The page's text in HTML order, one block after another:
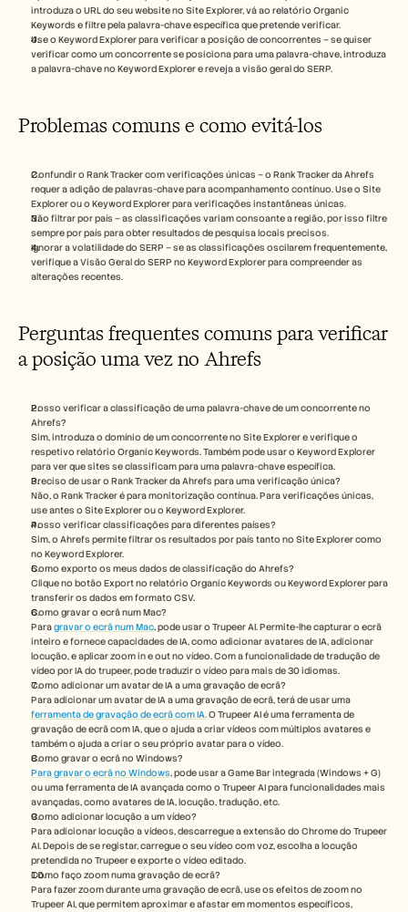
introduza o URL do seu website no Site Explorer, vá ao relatório Organic
Keywords e filtre pela palavra-chave específica que pretende verificar.
Use o Keyword Explorer para verificar a posição de concorrentes – se quiser
verificar como um concorrente se posiciona para uma palavra-chave, introduza
a palavra-chave no Keyword Explorer e reveja a visão geral do SERP.
Problemas comuns e como evitá-los
Confundir o Rank Tracker com verificações únicas – o Rank Tracker da Ahrefs
requer a adição de palavras-chave para acompanhamento contínuo. Use o Site
Explorer ou o Keyword Explorer para verificações instantâneas únicas.
Não filtrar por país – as classificações variam consoante a região, por isso filtre
sempre por país para obter resultados de pesquisa locais precisos.
Ignorar a volatilidade do SERP – se as classificações oscilarem frequentemente,
verifique a Visão Geral do SERP no Keyword Explorer para compreender as
alterações recentes.
Perguntas frequentes comuns para verificar
a posição uma vez no Ahrefs
Posso verificar a classificação de uma palavra-chave de um concorrente no
Ahrefs?
Sim, introduza o domínio de um concorrente no Site Explorer e verifique o
respetivo relatório Organic Keywords. Também pode usar o Keyword Explorer
para ver que sites se classificam para uma palavra-chave específica.
Preciso de usar o Rank Tracker da Ahrefs para uma verificação única?
Não, o Rank Tracker é para monitorização contínua. Para verificações únicas,
use antes o Site Explorer ou o Keyword Explorer.
Posso verificar classificações para diferentes países?
Sim, o Ahrefs permite filtrar os resultados por país tanto no Site Explorer como
no Keyword Explorer.
Como exporto os meus dados de classificação do Ahrefs?
Clique no botão Export no relatório Organic Keywords ou Keyword Explorer para
transferir os dados em formato CSV.
Como gravar o ecrã num Mac?
Para gravar o ecrã num Mac, pode usar o Trupeer AI. Permite-lhe capturar o ecrã
inteiro e fornece capacidades de IA, como adicionar avatares de IA, adicionar
locução, e aplicar zoom in e out no vídeo. Com a funcionalidade de tradução de
vídeo por IA do trupeer, pode traduzir o vídeo para mais de 30 idiomas.
Como adicionar um avatar de IA a uma gravação de ecrã?
ferramenta de gravação de ecrã com IA. O Trupeer AI é uma ferramenta de
gravação de ecrã com IA, que o ajuda a criar vídeos com múltiplos avatares e
também o ajuda a criar o seu próprio avatar para o vídeo.
Como gravar o ecrã no Windows?
Para gravar o ecrã no Windows, pode usar a Game Bar integrada (Windows + G)
ou uma ferramenta de IA avançada como o Trupeer AI para funcionalidades mais
avançadas, como avatares de IA, locução, tradução, etc.
Como adicionar locução a um vídeo?
Para adicionar locução a vídeos, descarregue a extensão do Chrome do Trupeer
AI. Depois de se registar, carregue o seu vídeo com voz, escolha a locução
pretendida no Trupeer e exporte o vídeo editado.
Como faço zoom numa gravação de ecrã?
Para fazer zoom durante uma gravação de ecrã, use os efeitos de zoom no
Trupeer AI, que permitem aproximar e afastar em momentos específicos,